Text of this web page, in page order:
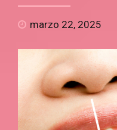
marzo 22, 2025